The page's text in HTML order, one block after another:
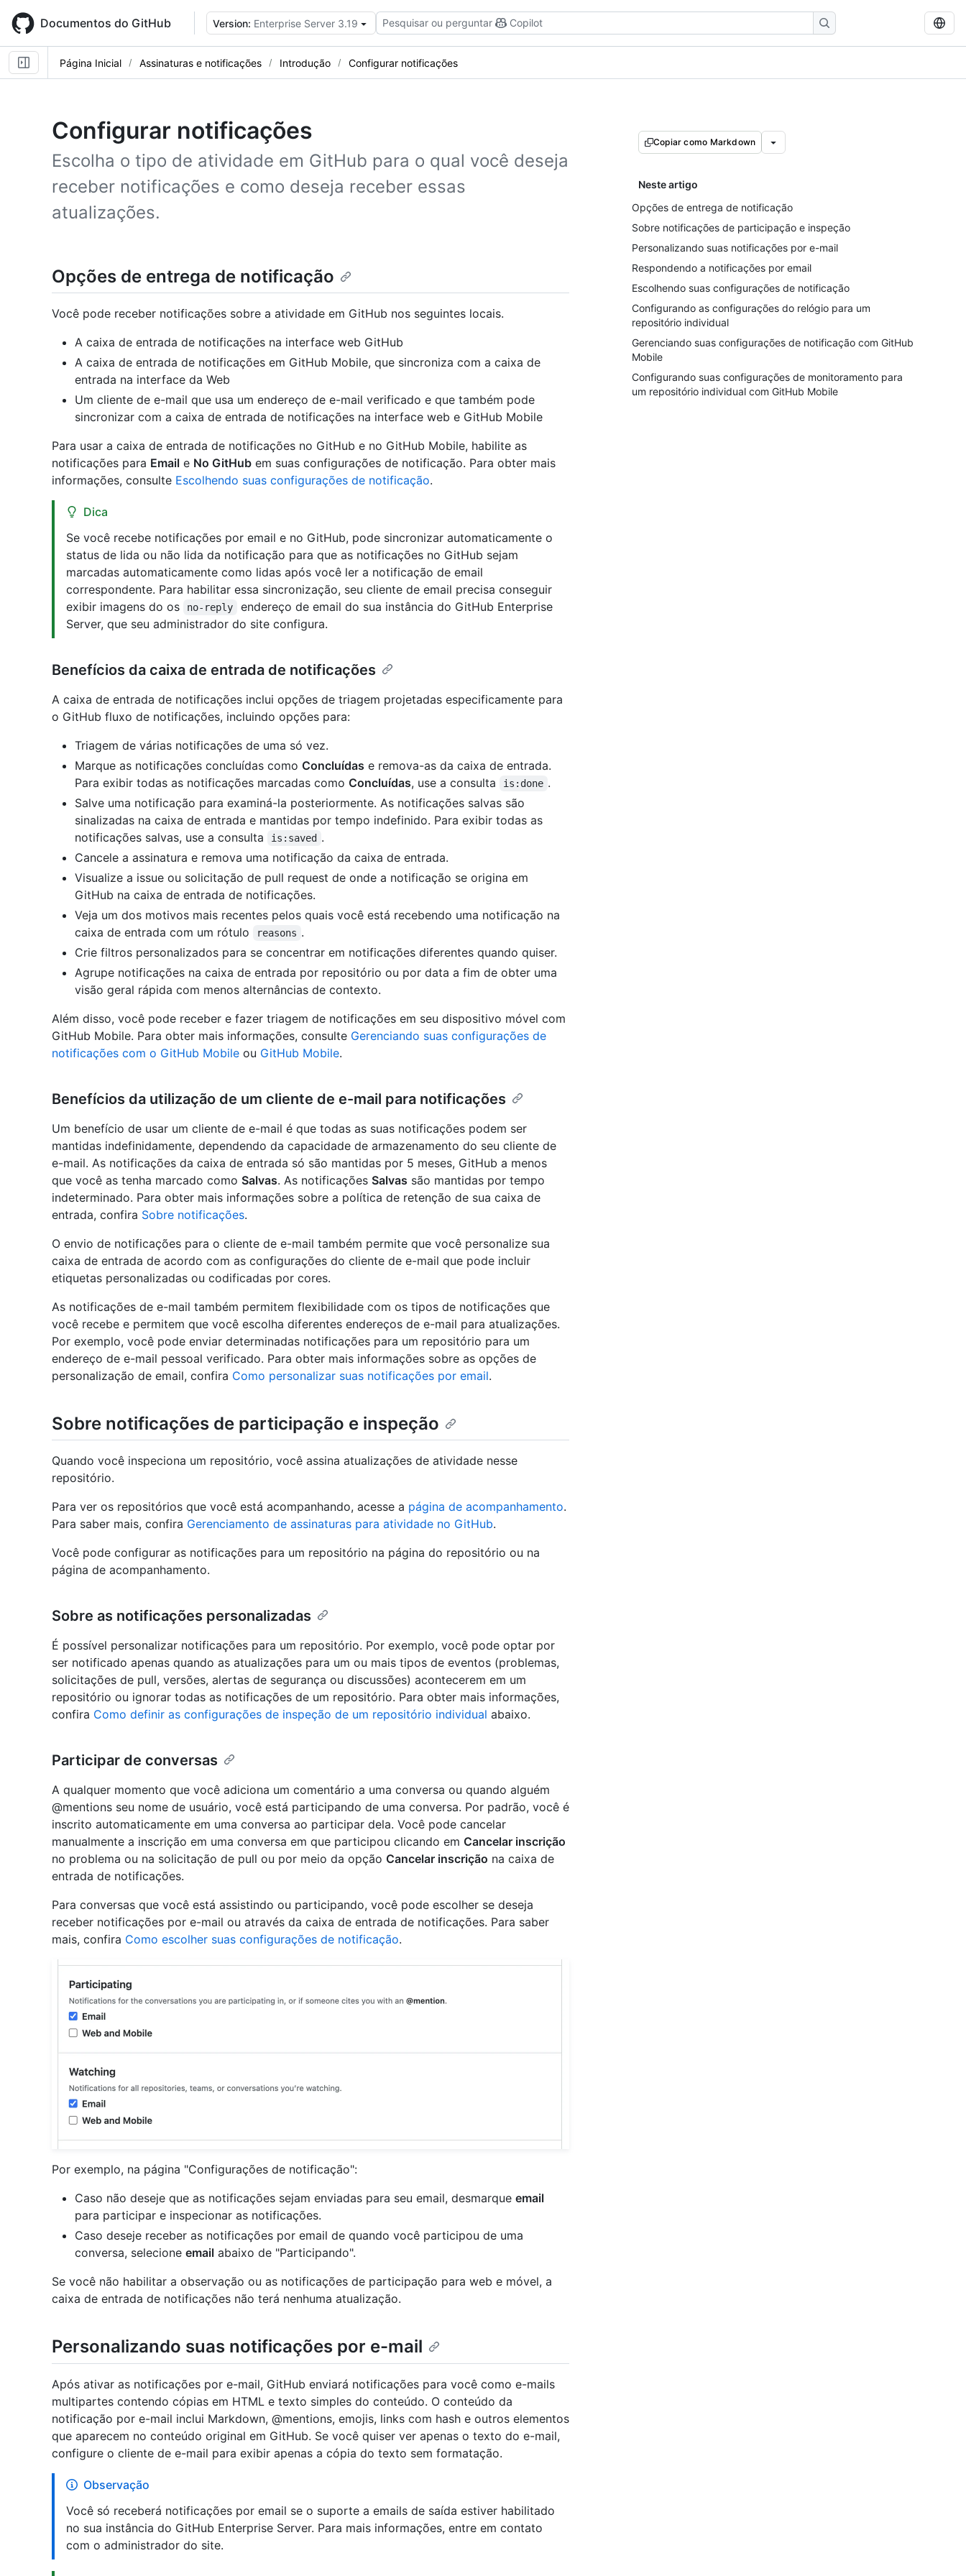
main
content
Documentos do GitHub Version: Enterprise Server 3.19 Pesquisar ou perguntar Copilot
Página Inicial Assinaturas e notificações Introdução Configurar notificações
Configurar notificações
Escolha o tipo de atividade em GitHub para o qual você deseja
receber notificações e como deseja receber essas
atualizações.
Copiar como Markdown
Neste artigo
Opções de entrega de notificação
Sobre notificações de participação e inspeção
Personalizando suas notificações por e-mail
Respondendo a notificações por email
Escolhendo suas configurações de notificação
Configurando as configurações do relógio para um
repositório individual
Gerenciando suas configurações de notificação com GitHub
Mobile
Configurando suas configurações de monitoramento para
um repositório individual com GitHub Mobile
Opções de entrega de notificação
Você pode receber notificações sobre a atividade em GitHub nos seguintes locais.
A caixa de entrada de notificações na interface web GitHub
A caixa de entrada de notificações em GitHub Mobile, que sincroniza com a caixa de
entrada na interface da Web
Um cliente de e-mail que usa um endereço de e-mail verificado e que também pode
sincronizar com a caixa de entrada de notificações na interface web e GitHub Mobile
Para usar a caixa de entrada de notificações no GitHub e no GitHub Mobile, habilite as
notificações para Email e No GitHub em suas configurações de notificação. Para obter mais
informações, consulte Escolhendo suas configurações de notificação.
Dica
Se você recebe notificações por email e no GitHub, pode sincronizar automaticamente o
status de lida ou não lida da notificação para que as notificações no GitHub sejam
marcadas automaticamente como lidas após você ler a notificação de email
correspondente. Para habilitar essa sincronização, seu cliente de email precisa conseguir
exibir imagens do os
no-reply
endereço de email do sua instância do GitHub Enterprise
Server, que seu administrador do site configura.
Benefícios da caixa de entrada de notificações
A caixa de entrada de notificações inclui opções de triagem projetadas especificamente para
o GitHub fluxo de notificações, incluindo opções para:
Triagem de várias notificações de uma só vez.
Marque as notificações concluídas como Concluídas e remova-as da caixa de entrada.
Para exibir todas as notificações marcadas como Concluídas, use a consulta is:done .
Salve uma notificação para examiná-la posteriormente. As notificações salvas são
sinalizadas na caixa de entrada e mantidas por tempo indefinido. Para exibir todas as
notificações salvas, use a consulta
is:saved .
Cancele a assinatura e remova uma notificação da caixa de entrada.
Visualize a issue ou solicitação de pull request de onde a notificação se origina em
GitHub na caixa de entrada de notificações.
Veja um dos motivos mais recentes pelos quais você está recebendo uma notificação na
caixa de entrada com um rótulo
reasons .
Crie filtros personalizados para se concentrar em notificações diferentes quando quiser.
Agrupe notificações na caixa de entrada por repositório ou por data a fim de obter uma
visão geral rápida com menos alternâncias de contexto.
Além disso, você pode receber e fazer triagem de notificações em seu dispositivo móvel com
GitHub Mobile. Para obter mais informações, consulte Gerenciando suas configurações de
notificações com o GitHub Mobile ou GitHub Mobile.
Benefícios da utilização de um cliente de e-mail para notificações
Um benefício de usar um cliente de e-mail é que todas as suas notificações podem ser
mantidas indefinidamente, dependendo da capacidade de armazenamento do seu cliente de
e-mail. As notificações da caixa de entrada só são mantidas por 5 meses, GitHub a menos
que você as tenha marcado como Salvas. As notificações Salvas são mantidas por tempo
indeterminado. Para obter mais informações sobre a política de retenção de sua caixa de
entrada, confira Sobre notificações.
O envio de notificações para o cliente de e-mail também permite que você personalize sua
caixa de entrada de acordo com as configurações do cliente de e-mail que pode incluir
etiquetas personalizadas ou codificadas por cores.
As notificações de e-mail também permitem flexibilidade com os tipos de notificações que
você recebe e permitem que você escolha diferentes endereços de e-mail para atualizações.
Por exemplo, você pode enviar determinadas notificações para um repositório para um
endereço de e-mail pessoal verificado. Para obter mais informações sobre as opções de
personalização de email, confira Como personalizar suas notificações por email.
Sobre notificações de participação e inspeção
Quando você inspeciona um repositório, você assina atualizações de atividade nesse
repositório.
Para ver os repositórios que você está acompanhando, acesse a página de acompanhamento.
Para saber mais, confira Gerenciamento de assinaturas para atividade no GitHub.
Você pode configurar as notificações para um repositório na página do repositório ou na
página de acompanhamento.
Sobre as notificações personalizadas
É possível personalizar notificações para um repositório. Por exemplo, você pode optar por
ser notificado apenas quando as atualizações para um ou mais tipos de eventos (problemas,
solicitações de pull, versões, alertas de segurança ou discussões) acontecerem em um
repositório ou ignorar todas as notificações de um repositório. Para obter mais informações,
confira Como definir as configurações de inspeção de um repositório individual abaixo.
Participar de conversas
A qualquer momento que você adiciona um comentário a uma conversa ou quando alguém
@mentions seu nome de usuário, você está participando de uma conversa. Por padrão, você é
inscrito automaticamente em uma conversa ao participar dela. Você pode cancelar
manualmente a inscrição em uma conversa em que participou clicando em Cancelar inscrição
no problema ou na solicitação de pull ou por meio da opção Cancelar inscrição na caixa de
entrada de notificações.
Para conversas que você está assistindo ou participando, você pode escolher se deseja
receber notificações por e-mail ou através da caixa de entrada de notificações. Para saber
mais, confira Como escolher suas configurações de notificação.
Por exemplo, na página "Configurações de notificação":
Caso não deseje que as notificações sejam enviadas para seu email, desmarque email
para participar e inspecionar as notificações.
Caso deseje receber as notificações por email de quando você participou de uma
conversa, selecione email abaixo de "Participando".
Se você não habilitar a observação ou as notificações de participação para web e móvel, a
caixa de entrada de notificações não terá nenhuma atualização.
Personalizando suas notificações por e-mail
Após ativar as notificações por e-mail, GitHub enviará notificações para você como e-mails
multipartes contendo cópias em HTML e texto simples do conteúdo. O conteúdo da
notificação por e-mail inclui Markdown, @mentions, emojis, links com hash e outros elementos
que aparecem no conteúdo original em GitHub. Se você quiser ver apenas o texto do e-mail,
configure o cliente de e-mail para exibir apenas a cópia do texto sem formatação.
Observação
Você só receberá notificações por email se o suporte a emails de saída estiver habilitado
no sua instância do GitHub Enterprise Server. Para mais informações, entre em contato
com o administrador do site.